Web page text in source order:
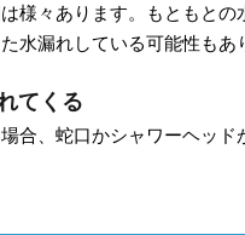
様々あります。もともと
水漏れしている可能性もあ
てくる
合、蛇口かシャワーヘッド